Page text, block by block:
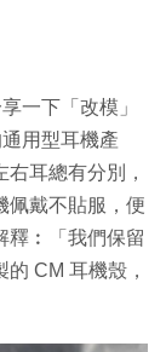
一下「改模」
用型耳機產
耳總有分別，
佩戴不貼服，便
釋︰「我們保留
CM 耳機殼，